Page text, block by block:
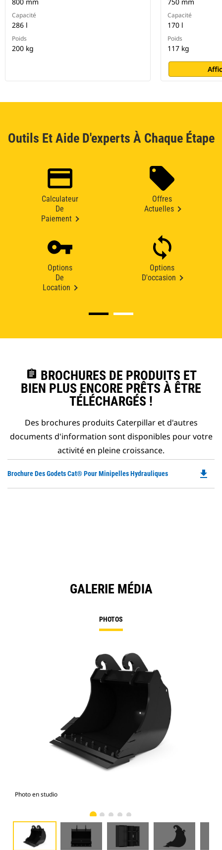
800 mm
Capacité
286 l
Poids
200 kg
750 mm
Capacité
170 l
Poids
117 kg
Outils Et Aide D'experts À Chaque Étape
Calculateur
De
Paiement
Offres
Actuelles
Options
De
Location
Options
D'occasion
assignment BROCHURES DE PRODUITS ET
BIEN PLUS ENCORE PRÊTS À ÊTRE
TÉLÉCHARGÉS !
Des brochures produits Caterpillar et d'autres
documents d'information sont disponibles pour votre
activité en pleine croissance.
Brochure Des Godets Cat® Pour Minipelles Hydrauliques file_download
GALERIE MÉDIA
PHOTOS
Photo en studio